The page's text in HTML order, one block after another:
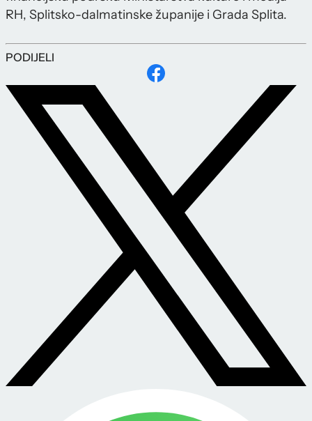
RH, Splitsko-dalmatinske županije i Grada Splita.
PODIJELI